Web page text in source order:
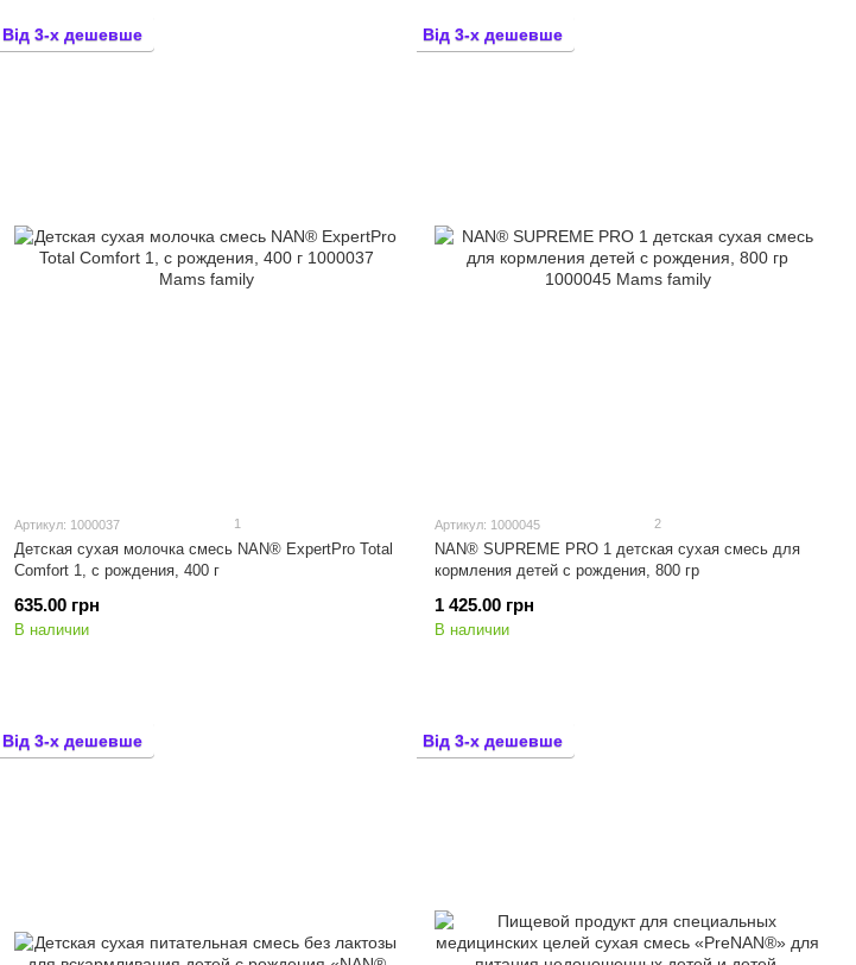
Від 3-х дешевше
Артикул: 1000037 1
Детская сухая молочка смесь NAN® ExpertPro Total
Comfort 1, с рождения, 400 г
635.00 грн
В наличии
Від 3-х дешевше
Артикул: 1000045 2
NAN® SUPREME PRO 1 детская сухая смесь для
кормления детей c рождения, 800 гр
1 425.00 грн
В наличии
Від 3-х дешевше Від 3-х дешевше